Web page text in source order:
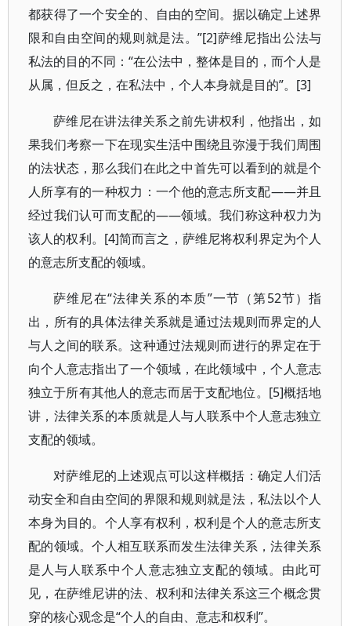
都获得了一个安全的、自由的空间。据以确定上述界
限和自由空间的规则就是法。”[2]萨维尼指出公法与
私法的目的不同：“在公法中，整体是目的，而个人是
从属，但反之，在私法中，个人本身就是目的”。[3]
萨维尼在讲法律关系之前先讲权利，他指出，如
果我们考察一下在现实生活中围绕且弥漫于我们周围
的法状态，那么我们在此之中首先可以看到的就是个
人所享有的一种权力：一个他的意志所支配——并且
经过我们认可而支配的——领域。我们称这种权力为
该人的权利。[4]简而言之，萨维尼将权利界定为个人
的意志所支配的领域。
萨维尼在“法律关系的本质”一节（第52节）指
出，所有的具体法律关系就是通过法规则而界定的人
与人之间的联系。这种通过法规则而进行的界定在于
向个人意志指出了一个领域，在此领域中，个人意志
独立于所有其他人的意志而居于支配地位。[5]概括地
讲，法律关系的本质就是人与人联系中个人意志独立
支配的领域。
对萨维尼的上述观点可以这样概括：确定人们活
动安全和自由空间的界限和规则就是法，私法以个人
本身为目的。个人享有权利，权利是个人的意志所支
配的领域。个人相互联系而发生法律关系，法律关系
是人与人联系中个人意志独立支配的领域。由此可
见，在萨维尼讲的法、权利和法律关系这三个概念贯
穿的核心观念是“个人的自由、意志和权利”。